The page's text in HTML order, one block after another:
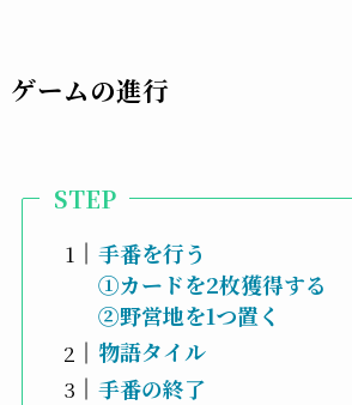
ゲームの進行
STEP
手番を行う
①カードを2枚獲得する
②野営地を1つ置く
物語タイル
手番の終了